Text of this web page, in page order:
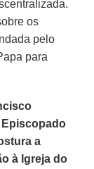
os
pelo
para
Episcopado
a
à Igreja do